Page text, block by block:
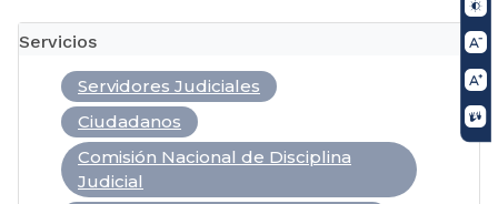
Servicios
Ciudadanos
Comisión Nacional de Disciplina
Judicial
Servidores Judiciales